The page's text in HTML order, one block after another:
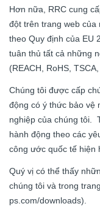
Hơn nữa, RRC cung
đột trên trang web của
theo Quy định của EU
tuân thủ tất cả những
(REACH, RoHS, TSCA,
Chúng tôi được cấp
động có ý thức bảo vệ
nghiệp của chúng tôi.
hành động theo các
công ước quốc tế hiện
Quý vị có thể thấy
chúng tôi và trong
ps.com/downloads).